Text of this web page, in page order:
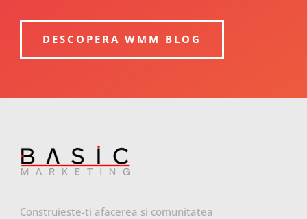
DESCOPERA WMM BLOG
Construieste-ti afacerea si comunitatea